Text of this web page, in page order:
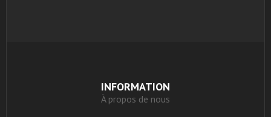
INFORMATION
À propos de nous